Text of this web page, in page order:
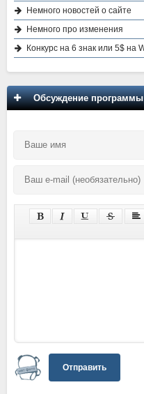
Немного новостей о сайте
Немного про изменения
Конкурс на 6 знак или 5$ на
Обсуждение программы
Отправить